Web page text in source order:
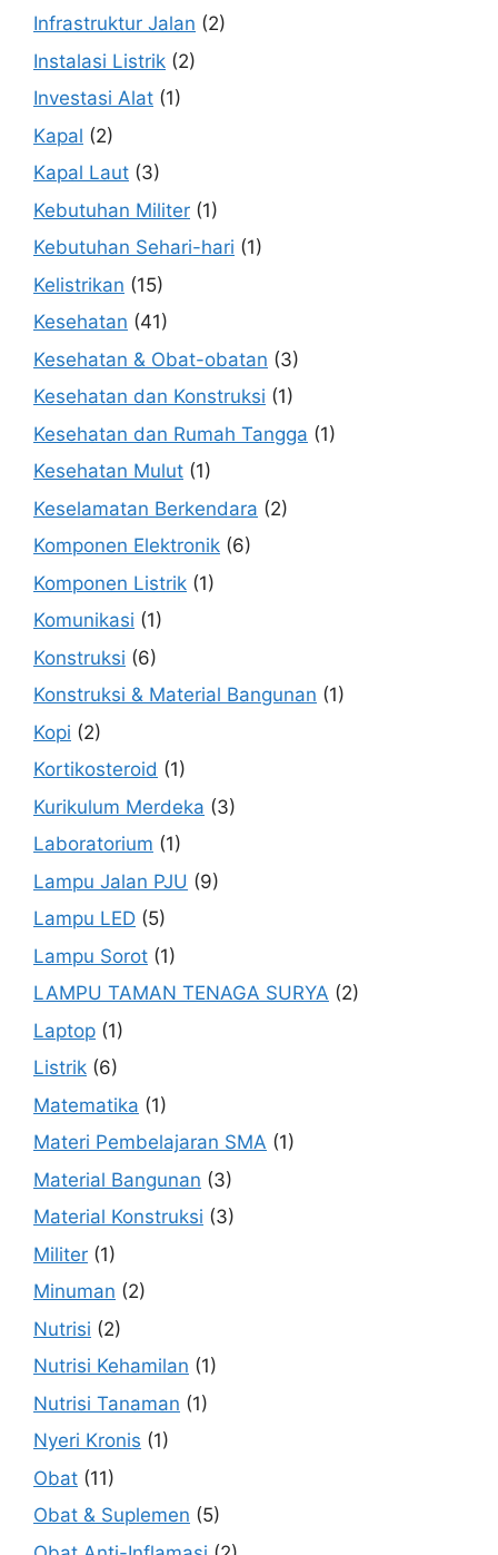
Infrastruktur Jalan (2)
Instalasi Listrik (2)
Investasi Alat (1)
Kapal (2)
Kapal Laut (3)
Kebutuhan Militer (1)
Kebutuhan Sehari-hari (1)
Kelistrikan (15)
Kesehatan (41)
Kesehatan & Obat-obatan (3)
Kesehatan dan Konstruksi (1)
Kesehatan dan Rumah Tangga (1)
Kesehatan Mulut (1)
Keselamatan Berkendara (2)
Komponen Elektronik (6)
Komponen Listrik (1)
Komunikasi (1)
Konstruksi (6)
Konstruksi & Material Bangunan (1)
Kopi (2)
Kortikosteroid (1)
Kurikulum Merdeka (3)
Laboratorium (1)
Lampu Jalan PJU (9)
Lampu LED (5)
Lampu Sorot (1)
LAMPU TAMAN TENAGA SURYA (2)
Laptop (1)
Listrik (6)
Matematika (1)
Materi Pembelajaran SMA (1)
Material Bangunan (3)
Material Konstruksi (3)
Militer (1)
Minuman (2)
Nutrisi (2)
Nutrisi Kehamilan (1)
Nutrisi Tanaman (1)
Nyeri Kronis (1)
Obat (11)
Obat & Suplemen (5)